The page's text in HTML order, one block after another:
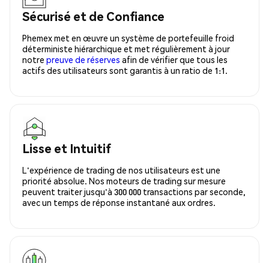
Sécurisé et de Confiance
Phemex met en œuvre un système de portefeuille froid
déterministe hiérarchique et met régulièrement à jour
notre preuve de réserves afin de vérifier que tous les
actifs des utilisateurs sont garantis à un ratio de 1:1.
Lisse et Intuitif
L'expérience de trading de nos utilisateurs est une
priorité absolue. Nos moteurs de trading sur mesure
peuvent traiter jusqu'à 300 000 transactions par seconde,
avec un temps de réponse instantané aux ordres.